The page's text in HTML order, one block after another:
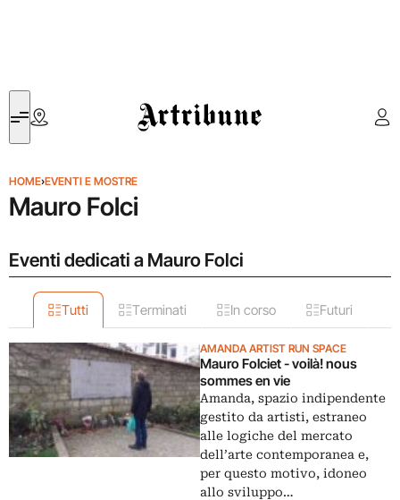
Artribune
HOME›EVENTI E MOSTRE
Mauro Folci
Eventi dedicati a Mauro Folci
Tutti Terminati In corso Futuri
AMANDA ARTIST RUN SPACE
Mauro Folciet - voilà! nous
sommes en vie
Amanda, spazio indipendente
gestito da artisti, estraneo
alle logiche del mercato
dell’arte contemporanea e,
per questo motivo, idoneo
allo sviluppo…